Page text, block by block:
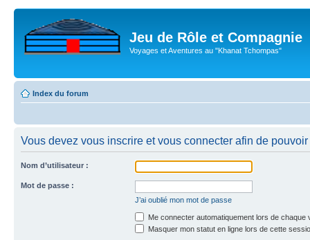
Jeu de Rôle et Compagnie
Voyages et Aventures au "Khanat Tchompas"
Index du forum
Vous devez vous inscrire et vous connecter afin de
Nom d’utilisateur :
Mot de passe :
J’ai oublié mon mot de passe
Me connecter automatiquement lors de chaque
Masquer mon statut en ligne lors de cette